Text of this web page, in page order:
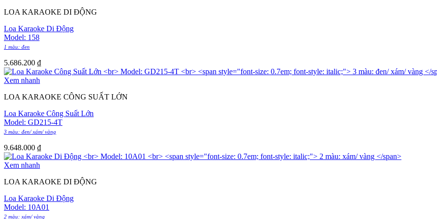
LOA KARAOKE DI ĐỘNG
Loa Karaoke Di Động
Model: 158
1 màu: đen
5.686.200 ₫
Xem nhanh
LOA KARAOKE CÔNG SUẤT LỚN
Loa Karaoke Công Suất Lớn
Model: GD215-4T
3 màu: đen/ xám/ vàng
9.648.000 ₫
Xem nhanh
LOA KARAOKE DI ĐỘNG
Loa Karaoke Di Động
Model: 10A01
2 màu: xám/ vàng